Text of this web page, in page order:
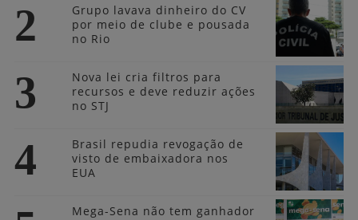
+ Lidas
1
lideranças de tecnologia e
saúde
por meio de clube e pousada